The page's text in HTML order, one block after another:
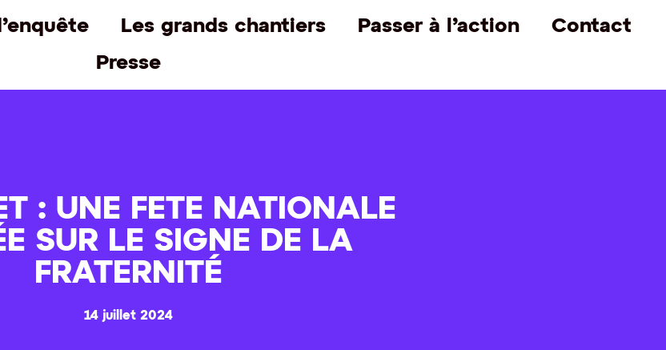
Les grands chantiers Passer à l’action
Contact
Presse
: UNE FETE NATIONALE
SUR LE SIGNE DE LA
FRATERNITÉ
14 juillet 2024